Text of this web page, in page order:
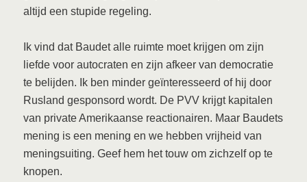
altijd een stupide regeling.
Ik vind dat Baudet alle ruimte moet krijgen om zijn
liefde voor autocraten en zijn afkeer van democratie
te belijden. Ik ben minder geïnteresseerd of hij door
Rusland gesponsord wordt. De PVV krijgt kapitalen
van private Amerikaanse reactionairen. Maar Baudets
mening is een mening en we hebben vrijheid van
meningsuiting. Geef hem het touw om zichzelf op te
knopen.